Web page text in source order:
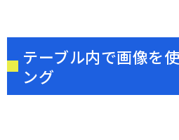
テーブル内で画像を
ング